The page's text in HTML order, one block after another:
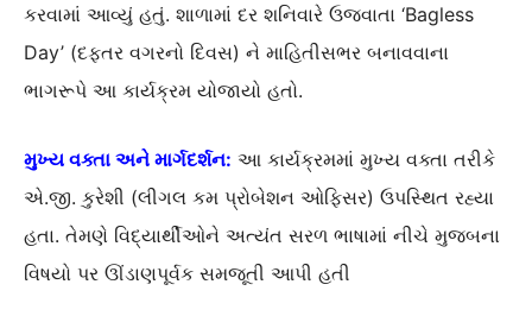
કરવામાં આવ્યું હતું. શાળામાં દર શનિવારે ઉજવાતા ‘Bagless
Day’ (દફતર વગરનો દિવસ) ને માહિતીસભર બનાવવાના
ભાગરૂપે આ કાર્યક્રમ યોજાયો હતો.
મુખ્ય વક્તા અને માર્ગદર્શન: આ કાર્યક્રમમાં મુખ્ય વક્તા તરીકે
એ.જી. કુરેશી (લીગલ કમ પ્રોબેશન ઓફિસર) ઉપસ્થિત રહ્યા
હતા. તેમણે વિદ્યાર્થીઓને અત્યંત સરળ ભાષામાં નીચે મુજબના
વિષયો પર ઊંડાણપૂર્વક સમજૂતી આપી હતી